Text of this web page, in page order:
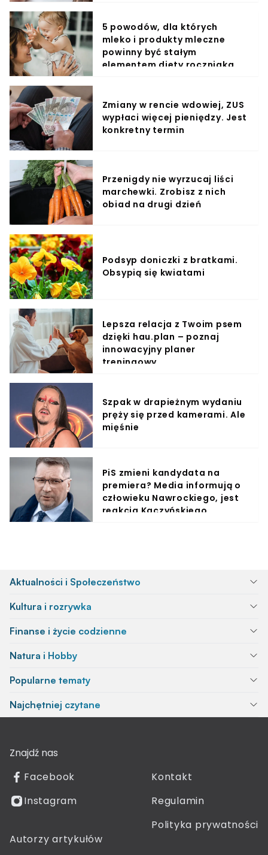
5 powodów, dla których
mleko i produkty mleczne
powinny być stałym
elementem diety roczniaka
Zmiany w rencie wdowiej, ZUS
wypłaci więcej pieniędzy. Jest
konkretny termin
Przenigdy nie wyrzucaj liści
marchewki. Zrobisz z nich
obiad na drugi dzień
Podsyp doniczki z bratkami.
Obsypią się kwiatami
Lepsza relacja z Twoim psem
dzięki hau.plan – poznaj
innowacyjny planer
treningowy
Szpak w drapieżnym wydaniu
pręży się przed kamerami. Ale
mięśnie
PiS zmieni kandydata na
premiera? Media informują o
człowieku Nawrockiego, jest
reakcja Kaczyńskiego
Aktualności i Społeczeństwo
Kultura i rozrywka
Finanse i życie codzienne
Natura i Hobby
Popularne tematy
Najchętniej czytane
Znajdź nas
Facebook
Instagram
Kontakt
Regulamin
Polityka prywatności
Autorzy artykułów